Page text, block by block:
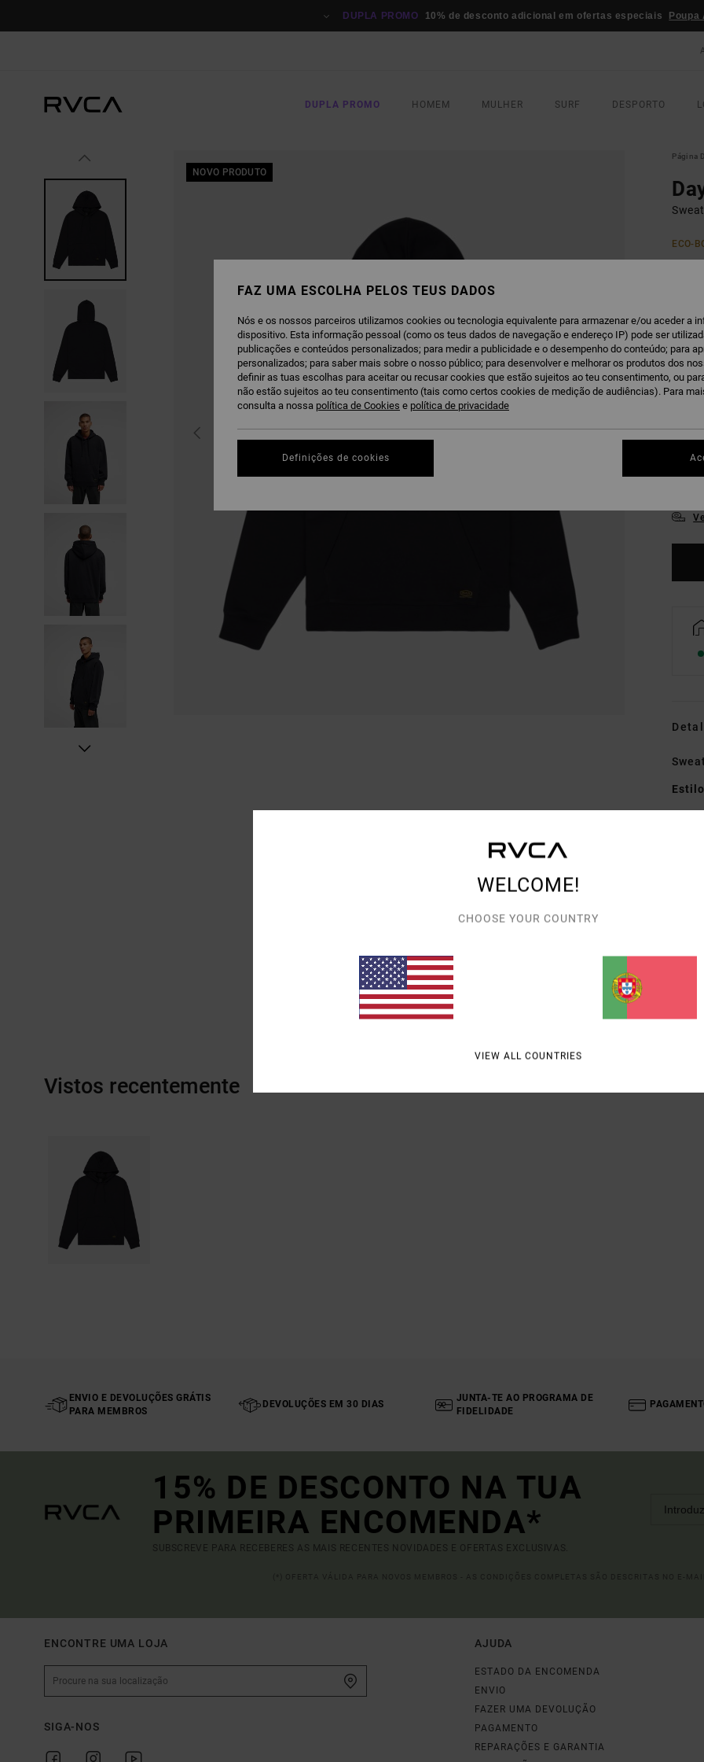
DUPLA PROMO 10% de desconto adicional em ofertas especiais Poupa
DUPLA PROMO HOMEM MULHER SURF DESPORTO
NOVO PRODUTO
Página
ECO-
COR
XS
Estilo
Vistos recentemente
ENVIO E DEVOLUÇÕES GRÁTIS
PARA MEMBROS
DEVOLUÇÕES EM 30 DIAS
JUNTA-TE AO PROGRAMA DE
FIDELIDADE
15% DE DESCONTO NA TUA
PRIMEIRA ENCOMENDA*
SUBSCREVE PARA RECEBERES AS MAIS RECENTES NOVIDADES E OFERTAS EXCLUSIVAS.
ENCONTRE UMA LOJA
SIGA-NOS
AJUDA
ESTADO DA ENCOMENDA
ENVIO
FAZER UMA DEVOLUÇÃO
PAGAMENTO
REPARAÇÕES E GARANTIA
WELCOME!
CHOOSE YOUR COUNTRY
VIEW ALL COUNTRIES
FAZ UMA ESCOLHA PELOS TEUS DADOS
Nós e os nossos parceiros utilizamos cookies ou tecnologia equivalente para armazenar e/ou aceder a
dispositivo. Esta informação pessoal (como os teus dados de navegação e endereço IP) pode ser
publicações e conteúdos personalizados; para medir a publicidade e o desempenho do conteúdo; para
personalizados; para saber mais sobre o nosso público; para desenvolver e melhorar os produtos dos
definir as tuas escolhas para aceitar ou recusar cookies que estão sujeitos ao teu consentimento, ou
não estão sujeitos ao teu consentimento (tais como certos cookies de medição de audiências). Para
consulta a nossa política de Cookies e política de privacidade
Definições de cookies